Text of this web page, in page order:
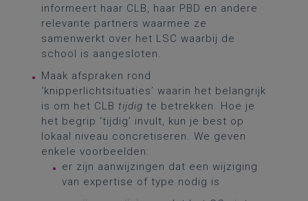
informeert haar CLB, haar PBD en andere
relevante partners waarmee ze
samenwerkt over het LSC waarbij de
school is aangesloten.
Maak afspraken rond
‘knipperlichtsituaties’ waarin het belangrijk
is om het CLB tijdig te betrekken. Hoe je
het begrip ‘tijdig’ invult, kun je best op
lokaal niveau concretiseren. We geven
enkele voorbeelden:
er zijn aanwijzingen dat een wijziging
van expertise of type nodig is